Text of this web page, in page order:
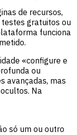
de recursos,
gratuitos ou
funciona
«configure e
ou
avançadas, mas
Na
só um ou outro